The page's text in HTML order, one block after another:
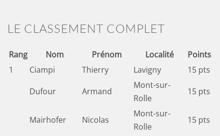
LE CLASSEMENT COMPLET
Rang Nom Prénom Localité
Points
1
Ciampi Thierry Lavigny
15 pts
Dufour
Armand
Mont-sur-
Rolle
15 pts
Mairhofer Nicolas
Mont-sur-
Rolle
15 pts